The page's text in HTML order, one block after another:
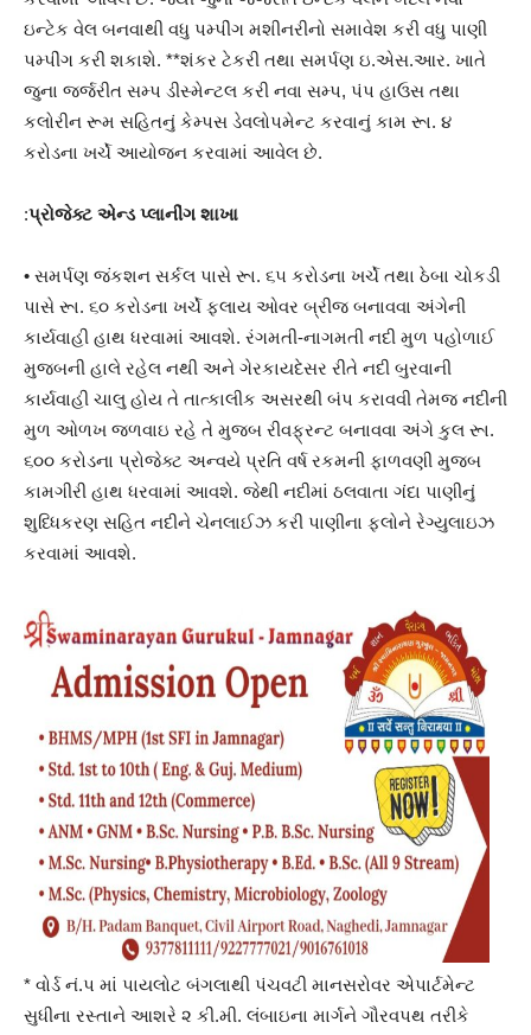
ઇન્ટેક વેલ બનવાથી વધુ પમ્પીંગ મશીનરીનો સમાવેશ કરી વધુ પાણી
પમ્પીંગ કરી શકાશે. **શંકર ટેકરી તથા સમર્પણ ઇ.એસ.આર. ખાતે
જુના જર્જરીત સમ્પ ડીસ્મેન્ટલ કરી નવા સમ્પ, પંપ હાઉસ તથા
કલોરીન રૂમ સહિતનું કેમ્પસ ડેવલોપમેન્ટ કરવાનું કામ રૂા. ૪
કરોડના ખર્ચે આયોજન કરવામાં આવેલ છે.
:પ્રોજેક્ટ એન્ડ પ્લાનીંગ શાખા
• સમર્પણ જંકશન સર્કલ પાસે રૂા. ૬૫ કરોડના ખર્ચે તથા ઠેબા ચોકડી
પાસે રૂા. ૬૦ કરોડના ખર્ચે ફ્લાય ઓવર બ્રીજ બનાવવા અંગેની
કાર્યવાહી હાથ ધરવામાં આવશે. રંગમતી-નાગમતી નદી મુળ પહોળાઈ
મુજબની હાલે રહેલ નથી અને ગેરકાયદેસર રીતે નદી બુરવાની
કાર્યવાહી ચાલુ હોય તે તાત્કાલીક અસરથી બંપ કરાવવી તેમજ નદીની
મુળ ઓળખ જળવાઇ રહે તે મુજબ રીવફ્રન્ટ બનાવવા અંગે કુલ રૂા.
૬૦૦ કરોડના પ્રોજેક્ટ અન્વયે પ્રતિ વર્ષ રકમની ફાળવણી મુજબ
કામગીરી હાથ ધરવામાં આવશે. જેથી નદીમાં ઠલવાતા ગંદા પાણીનું
શુધ્ધિકરણ સહિત નદીને ચેનલાઈઝ કરી પાણીના ફલોને રેગ્યુલાઇઝ
કરવામાં આવશે.
* વોર્ડ નં.પ માં પાયલોટ બંગલાથી પંચવટી માનસરોવર એપાર્ટમેન્ટ
સુધીના રસ્તાને આશરે ૨ કી.મી. લંબાઇના માર્ગને ગૌરવપથ તરીકે